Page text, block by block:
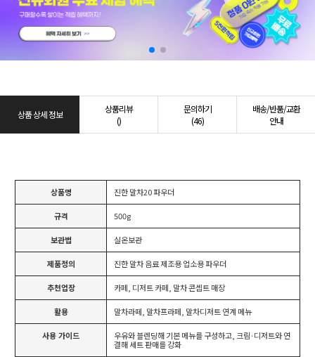
상품 상세 정보
상품리뷰
()
문의하기
(46)
배송/반품/교환
안내
상품명 진한 말차20 파우더
규격 500g
보관법 실온보관
제품정의 진한 말차 음료 제조용 업소용 파우더
추천업장 카페, 디저트 카페, 말차 콘셉트 매장
활용 말차라떼, 말차프라페, 말차디저트 연계 메뉴
사용 가이드
우유와 블렌딩해 기본 메뉴를 구성하고, 크림·디저트와 연
결해 세트 판매를 강화